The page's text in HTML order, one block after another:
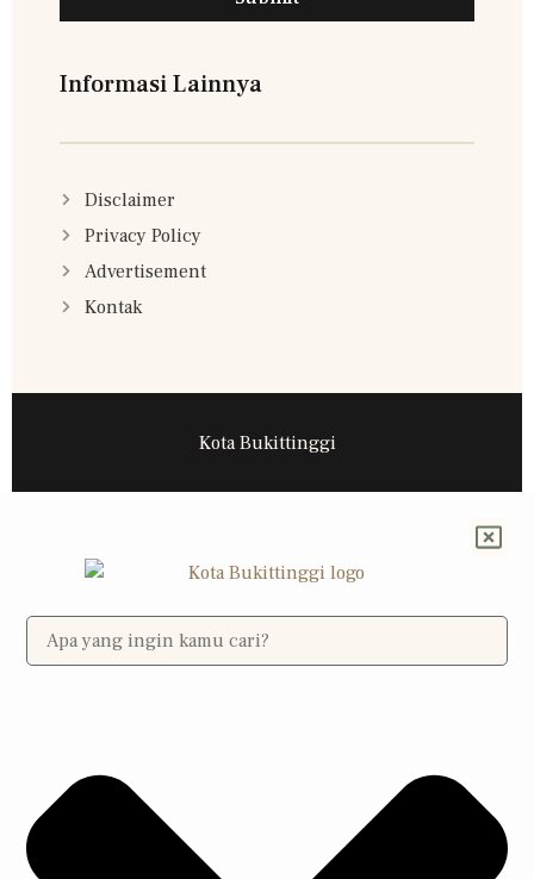
Informasi Lainnya
Disclaimer
Privacy Policy
Advertisement
Kontak
Kota Bukittinggi